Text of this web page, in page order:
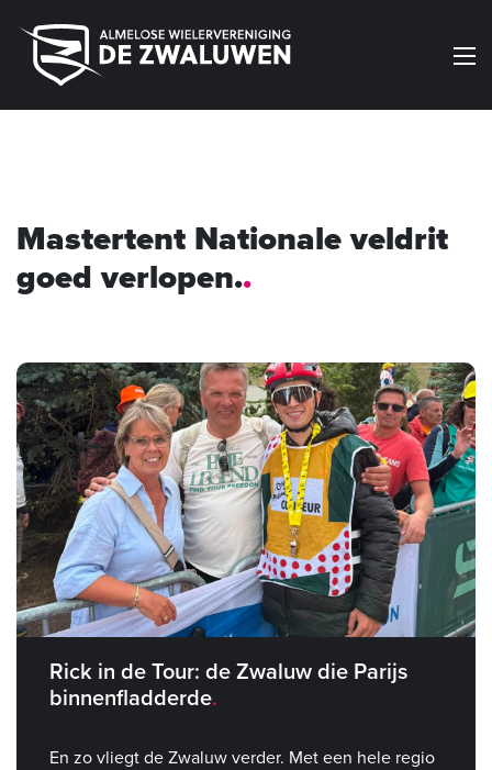
Mastertent Nationale veldrit
goed verlopen.
Rick in de Tour: de Zwaluw die Parijs
binnenfladderde
En zo vliegt de Zwaluw verder. Met een hele regio